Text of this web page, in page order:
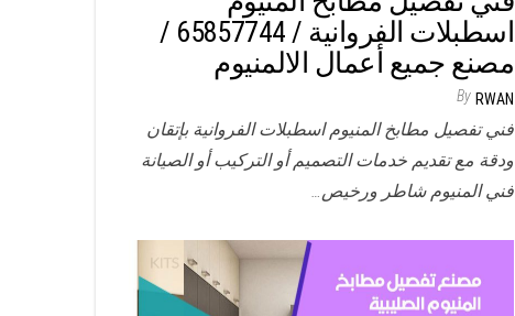
اسطبلات الفروانية / 65857744 /
مصنع جميع أعمال الالمنيوم
By RWAN
فني تفصيل مطابخ المنيوم اسطبلات الفروانية بإتقان
ودقة مع تقديم خدمات التصميم أو التركيب أو الصيانة
فني المنيوم شاطر ورخيص…